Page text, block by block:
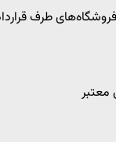
طرف
معتبر